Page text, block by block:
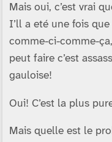
Mais oui, c’est vrai
I’ll a eté une fois
comme-ci-comme-
peut faire c’est
gauloise!
Oui! C’est la plus
Mais quelle est le